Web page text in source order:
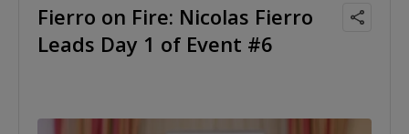
Fierro on Fire: Nicolas Fierro
Leads Day 1 of Event #6